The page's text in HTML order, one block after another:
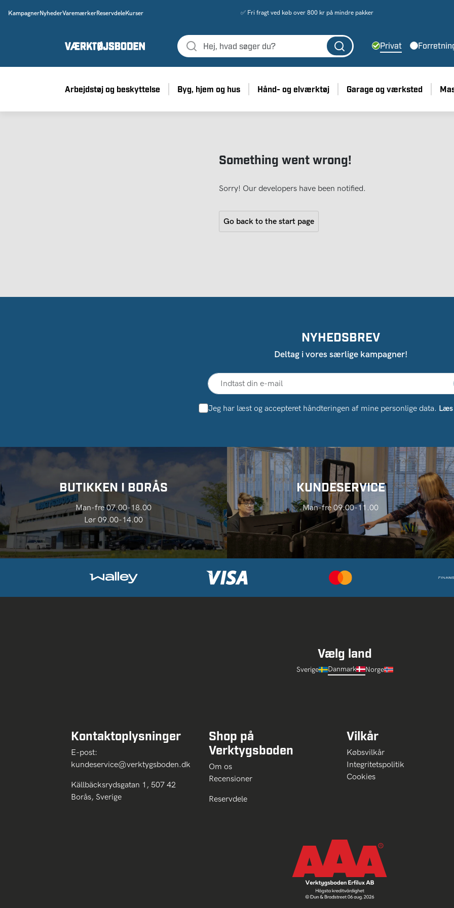
KampagnerNyhederVaremærkerReservdeleKurser ✅ Fri fragt ved køb over 800 kr på mindre pakker
Privat
Arbejdstøj og beskyttelse Byg, hjem og hus Hånd- og elværktøj Garage og værksted
Something went wrong!
Sorry! Our developers have been notified.
Go back to the start page
NYHEDSBREV
Deltag i vores særlige kampagner!
Jeg har læst og accepteret håndteringen af ​​mine personlige data.
BUTIKKEN I BORÅS
Man-fre 07.00-18.00
Lør 09.00-14.00
KUNDESERVICE
Man-fre 09.00-11.00
Vælg land
Sverige Danmark Norge
Kontaktoplysninger
E-post:
kundeservice@verktygsboden.dk
Källbäcksrydsgatan 1, 507 42
Borås, Sverige
Shop på
Verktygsboden
Om os
Recensioner
Reservdele
Vilkår
Købsvilkår
Integritetspolitik
Cookies